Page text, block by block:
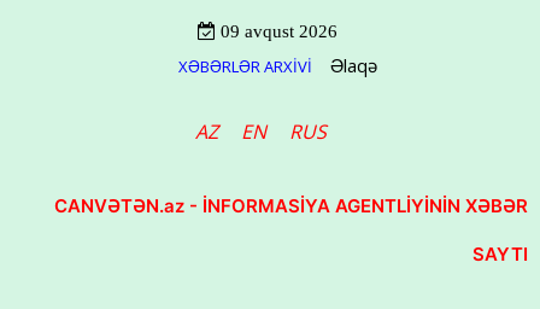
09 avqust 2026
XƏBƏRLƏR ARXİVİ Əlaqə
AZ EN RUS
CANVƏTƏN.az - İNFORMASİYA AGENTLİYİNİN XƏBƏR
SAYTI